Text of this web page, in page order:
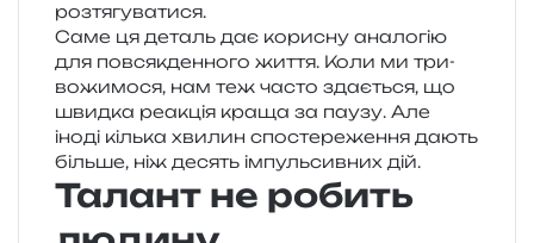
розтягуватися.
Саме ця деталь дає кори­сну ана­ло­гію
для пов­сяк­ден­но­го життя. Коли ми три­
во­жи­мо­ся, нам теж часто зда­є­ться, що
швид­ка реа­кція краща за паузу. Але
іноді кіль­ка хви­лин спо­сте­ре­же­н­ня дають
біль­ше, ніж десять імпуль­сив­них дій.
Талант не робить